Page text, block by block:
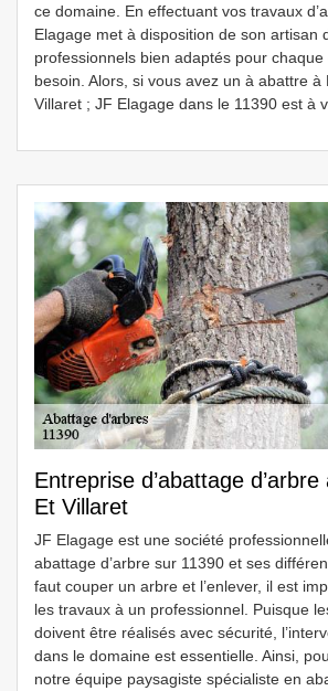
ce domaine. En effectuant vos travaux
Elagage met à disposition de son artisan
professionnels bien adaptés pour
besoin. Alors, si vous avez un à abattre à
Villaret ; JF Elagage dans le 11390 est à
Entreprise d’abattage
Et Villaret
JF Elagage est une société
abattage d’arbre sur 11390 et ses
faut couper un arbre et l’enlever, il est
les travaux à un professionnel. Puisque
doivent être réalisés avec sécurité,
dans le domaine est essentielle. Ainsi,
notre équipe paysagiste spécialiste en